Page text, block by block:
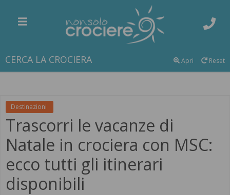
CERCA LA CROCIERA Reset
Apri
Destinazioni
Trascorri le vacanze di
Natale in crociera con MSC:
ecco tutti gli itinerari
disponibili